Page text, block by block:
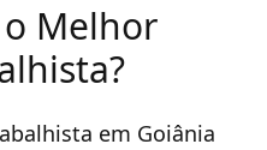
Melhor
em Goiânia